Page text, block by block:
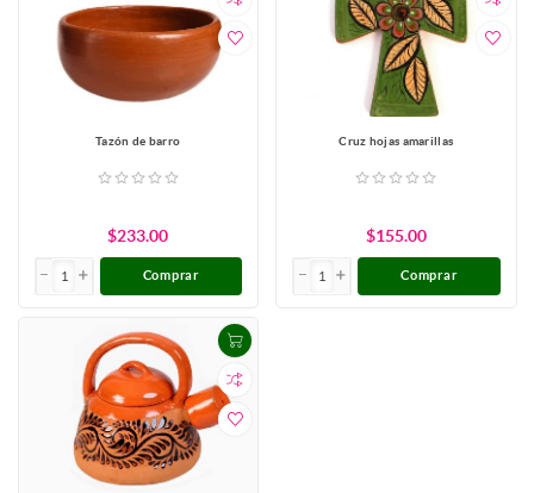
Tazón de barro
$233.00
Comprar
Cruz hojas amarillas
$155.00
Comprar